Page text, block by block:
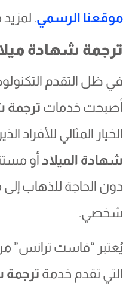
موقعنا الرسمي . لمزيد
ترجمة شهادة
في ظل التقدم
أصبحت خدماتترجمة
الخيار المثالي للأفراد
شهادة الميلادأو
دون الحاجة للذهاب
شخصي.
يُعتبر “فاست ترانس”
التي تقدم خدمةترجمة